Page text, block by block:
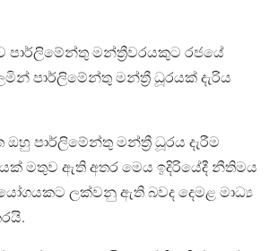
මන්ත්‍රීවරයකුට රජයේ
පාර්ලිමේන්තු මන්ත්‍රී ධූරයක් දැරිය
පාර්ලිමේන්තු මන්ත්‍රී ධූරය දැරීම
මතුව ඇති අතර මෙය ඉදිරියේදී නීතිමය
ලක්වනු ඇති බවද දෙමළ මාධ්‍ය